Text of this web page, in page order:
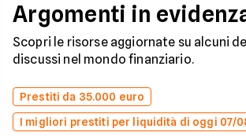
Argomenti in
Scopri le risorse aggiornate su alcuni
discussi nel mondo finanziario.
Prestiti da 35.000 euro
I migliori prestiti per liquidità di oggi 07/